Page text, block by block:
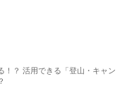
！？ 活用できる「登山・キャン